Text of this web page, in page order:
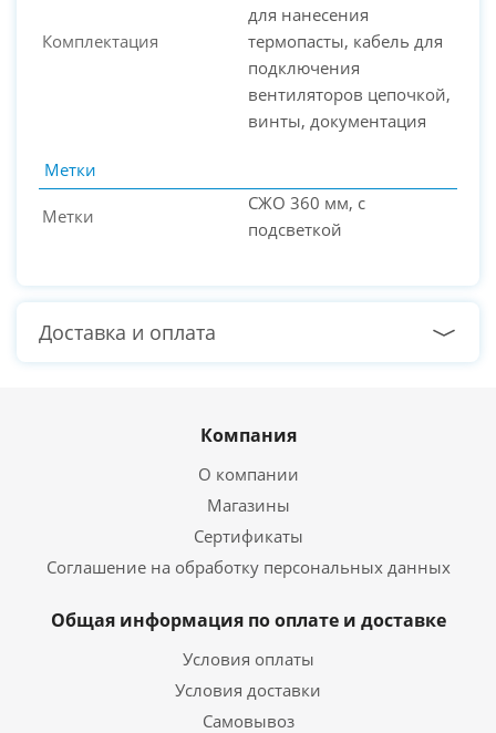
Комплектация
для нанесения
термопасты, кабель для
подключения
вентиляторов цепочкой,
винты, документация
Метки
Метки
СЖО 360 мм, с
подсветкой
Доставка и оплата
Компания
О компании
Магазины
Сертификаты
Соглашение на обработку персональных данных
Общая информация по оплате и доставке
Условия оплаты
Условия доставки
Самовывоз